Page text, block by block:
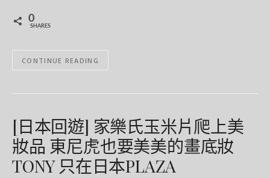
0
SHARES
CONTINUE READING
[日本回遊] 家樂氏玉米片爬上美
妝品 東尼虎也要美美的畫底妝
TONY 只在日本PLAZA